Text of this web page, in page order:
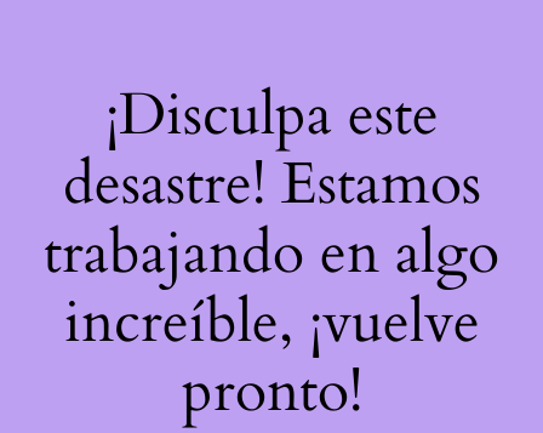
¡Disculpa este
desastre! Estamos
trabajando en algo
increíble, ¡vuelve
pronto!